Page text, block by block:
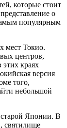
которые стоит
о
популярным
мест Токио.
центров,
краях
версия
того,
небольшой
старой Японии. В
святилище